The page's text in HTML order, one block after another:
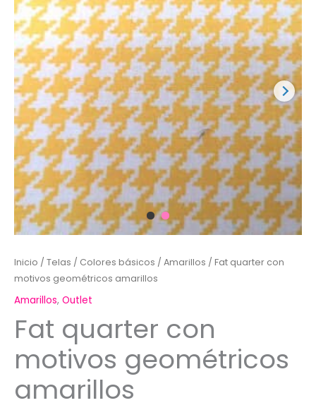
Inicio / Telas / Colores básicos / Amarillos / Fat quarter con
motivos geométricos amarillos
Amarillos, Outlet
Fat quarter con
motivos geométricos
amarillos